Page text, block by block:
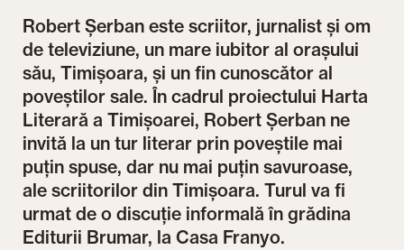
Robert Șerban este scriitor, jurnalist și om
de televiziune, un mare iubitor al orașului
său, Timișoara, și un fin cunoscător al
poveștilor sale. În cadrul proiectului Harta
Literară a Timișoarei, Robert Șerban ne
invită la un tur literar prin poveștile mai
puțin spuse, dar nu mai puțin savuroase,
ale scriitorilor din Timișoara. Turul va fi
urmat de o discuție informală în grădina
Editurii Brumar, la Casa Franyo.